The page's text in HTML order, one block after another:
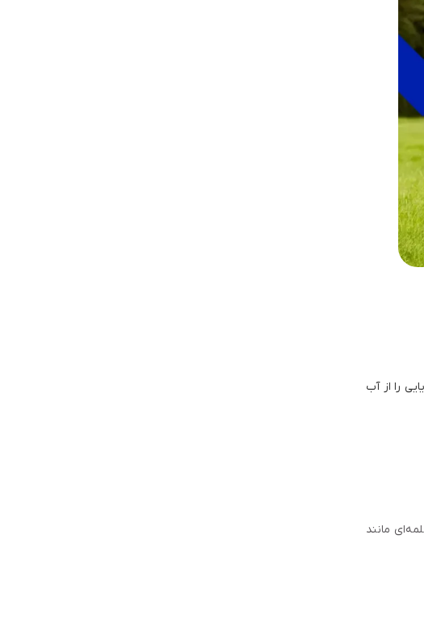
را از آب
مانند